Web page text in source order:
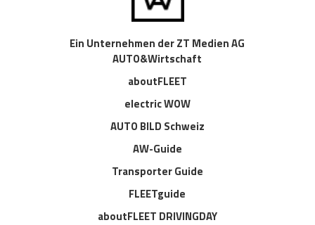
Ein Unternehmen der ZT Medien AG
AUTO&Wirtschaft
aboutFLEET
electric WOW
AUTO BILD Schweiz
AW-Guide
Transporter Guide
FLEETguide
aboutFLEET DRIVINGDAY